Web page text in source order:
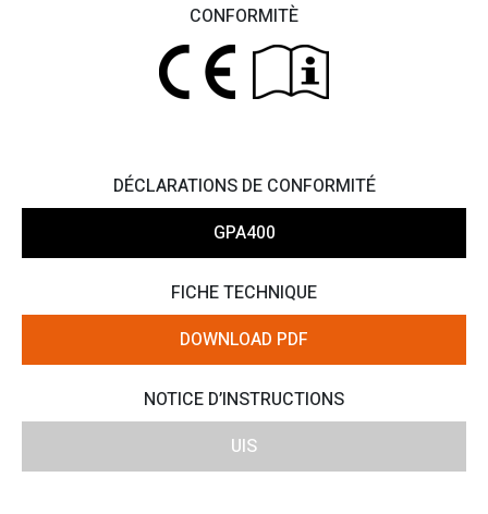
CONFORMITÈ
DÉCLARATIONS DE CONFORMITÉ
GPA400
FICHE TECHNIQUE
DOWNLOAD PDF
NOTICE D’INSTRUCTIONS
UIS